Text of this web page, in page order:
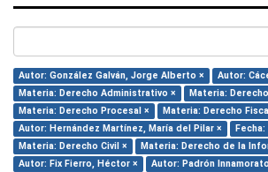
Autor: González Galván, Jorge Alberto ×
Autor:
Materia: Derecho Administrativo ×
Materia:
Materia: Derecho Procesal ×
Materia: Derecho
Autor: Hernández Martínez, María del Pilar ×
Fecha:
Materia: Derecho Civil ×
Materia: Derecho de la
Autor: Fix Fierro, Héctor ×
Autor: Padrón